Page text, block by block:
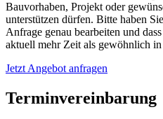
Bauvorhaben, Projekt oder
unterstützen dürfen. Bitte haben
Anfrage genau bearbeiten und
aktuell mehr Zeit als gewöhnlich
Jetzt Angebot anfragen
Terminvereinbarung